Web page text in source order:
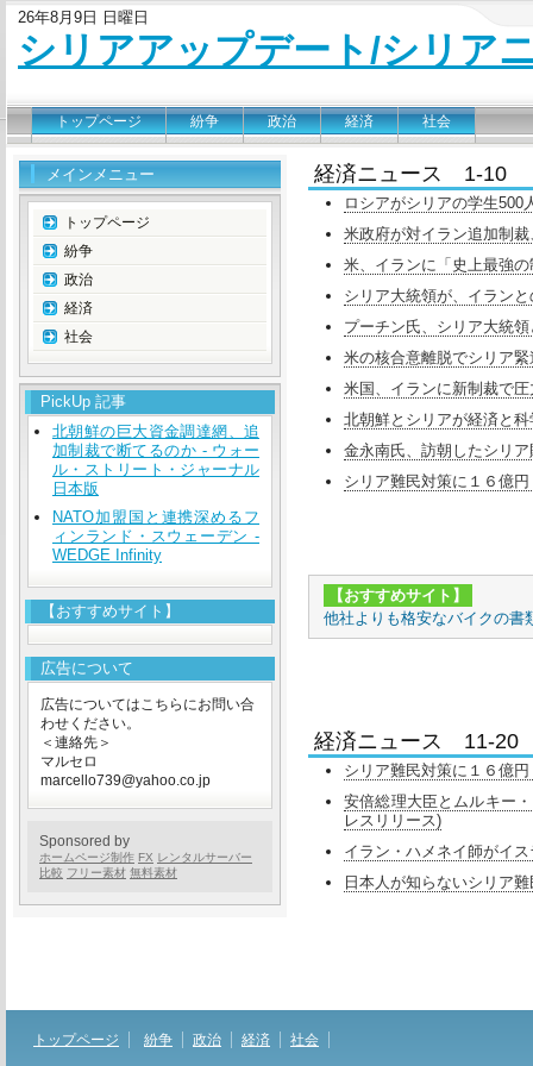
26年8月9日 日曜日
シリアアップデート/シリア
トップページ 紛争 政治 経済 社会
経済ニュース 1-10
ロシアがシリアの学生500
米政府が対イラン追加制
米、イランに「史上最強
シリア大統領が、イラン
プーチン氏、シリア大統
米の核合意離脱でシリア
米国、イランに新制裁で
北朝鮮とシリアが経済と
金永南氏、訪朝したシリ
シリア難民対策に１６億
【おすすめサイト】
他社よりも格安なバイクの書
経済ニュース 11-20
シリア難民対策に１６億
安倍総理大臣とムルキー
レスリリース)
イラン・ハメネイ師がイ
日本人が知らないシリア
メインメニュー
トップページ
紛争
政治
経済
社会
PickUp 記事
北朝鮮の巨大資金調達網、追
加制裁で断てるのか - ウォー
ル・ストリート・ジャーナル
日本版
NATO加盟国と連携深めるフ
ィンランド・スウェーデン -
WEDGE Infinity
【おすすめサイト】
広告について
広告についてはこちらにお問い合
わせください。
＜連絡先＞
マルセロ
marcello739@yahoo.co.jp
Sponsored by
ホームページ制作 FX レンタルサーバー
比較 フリー素材 無料素材
トップページ 紛争 政治 経済 社会